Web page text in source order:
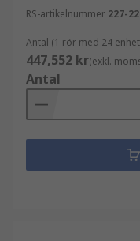
RS-artikelnummer 227-
Antal (1 rör med 24
447,552 kr(exkl.
Antal